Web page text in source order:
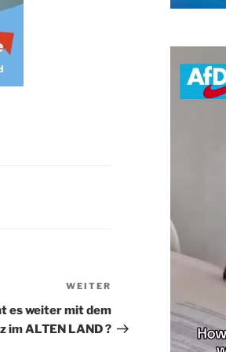
Beitrag
WEITER
es weiter mit dem
im ALTEN LAND ?